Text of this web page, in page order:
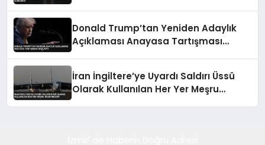
Donald Trump’tan Yeniden Adaylık
Açıklaması Anayasa Tartışması
İran İngiltere’ye Uyardı Saldırı Üssü
Olarak Kullanılan Her Yer Meşru